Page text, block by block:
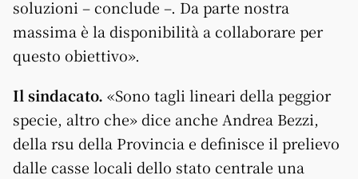
soluzioni – conclude –. Da parte nostra
massima è la disponibilità a collaborare per
questo obiettivo».
Il sindacato. «Sono tagli lineari della peggior
specie, altro che» dice anche Andrea Bezzi,
della rsu della Provincia e definisce il prelievo
dalle casse locali dello stato centrale una